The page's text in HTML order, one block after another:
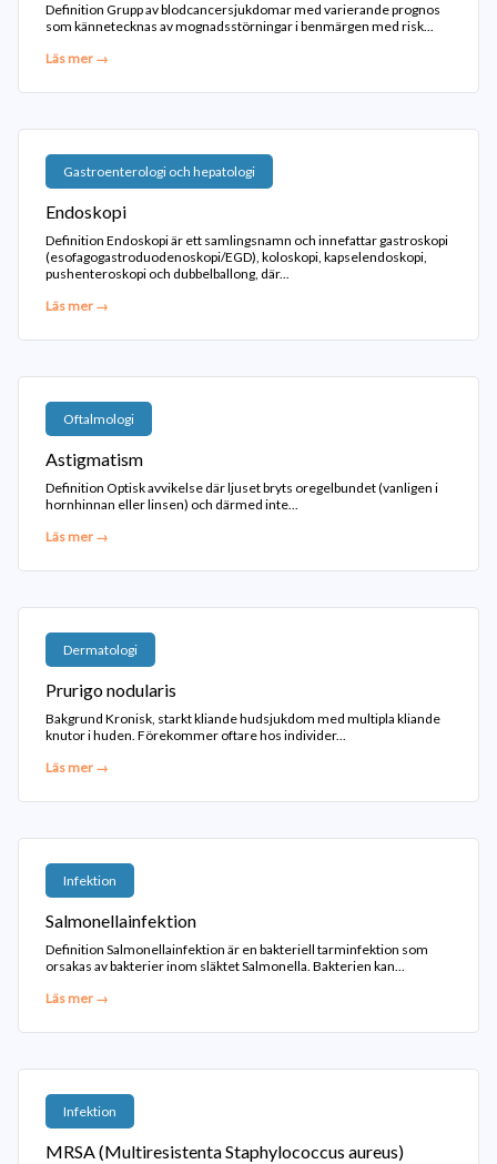
Definition Grupp av blodcancersjukdomar med varierande prognos
som kännetecknas av mognadsstörningar i benmärgen med risk...
Läs mer →
Gastroenterologi och hepatologi
Endoskopi
Definition Endoskopi är ett samlingsnamn och innefattar gastroskopi
(esofagogastroduodenoskopi/EGD), koloskopi, kapselendoskopi,
pushenteroskopi och dubbelballong, där...
Läs mer →
Oftalmologi
Astigmatism
Definition Optisk avvikelse där ljuset bryts oregelbundet (vanligen i
hornhinnan eller linsen) och därmed inte...
Läs mer →
Dermatologi
Prurigo nodularis
Bakgrund Kronisk, starkt kliande hudsjukdom med multipla kliande
knutor i huden. Förekommer oftare hos individer...
Läs mer →
Infektion
Salmonellainfektion
Definition Salmonellainfektion är en bakteriell tarminfektion som
orsakas av bakterier inom släktet Salmonella. Bakterien kan...
Läs mer →
Infektion
MRSA (Multiresistenta Staphylococcus aureus)